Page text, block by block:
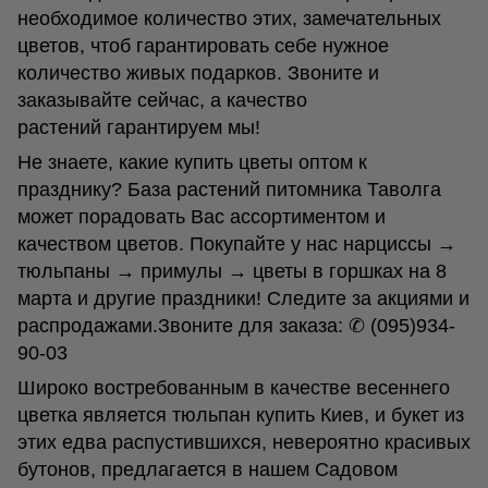
необходимое количество этих, замечательных
цветов, чтоб гарантировать себе нужное
количество живых подарков. Звоните и
заказывайте сейчас, а качество
растений гарантируем мы!
Не знаете, какие купить цветы оптом к
празднику? База растений питомника Таволга
может порадовать Вас ассортиментом и
качеством цветов. Покупайте у нас нарциссы →
тюльпаны → примулы → цветы в горшках на 8
марта и другие праздники! Следите за акциями и
распродажами.Звоните для заказа: ✆ (095)934-
90-03
Широко востребованным в качестве весеннего
цветка является тюльпан купить Киев, и букет из
этих едва распустившихся, невероятно красивых
бутонов, предлагается в нашем Садовом